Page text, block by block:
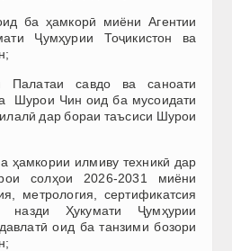
ба ҳамкорӣ миёни Агентии
Ҷумҳурии Тоҷикистон ва
савдо ва саноати
Шурои Чин оид ба мусоидати
дар бораи таъсиси Шурои
ҳамкории илмиву техникӣ дар
солҳои 2026-2031 миёни
метрология, сертификатсия
назди Ҳукумати Ҷумҳурии
оид ба танзими бозори